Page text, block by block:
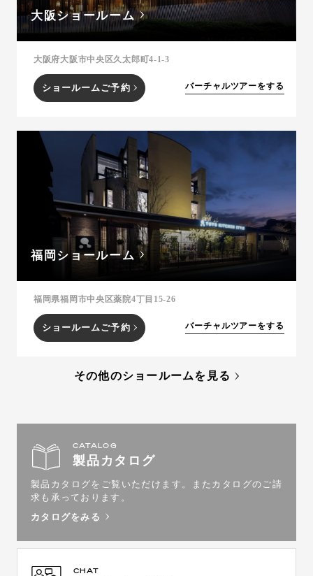
大阪ショールーム
大阪府大阪市中央区久太郎町4-1-3
ショールームご予約 バーチャルツアーをする
福岡ショールーム
福岡県福岡市中央区薬院4丁目15-26
ショールームご予約 バーチャルツアーをする
その他のショールームを見る
CATALOG
製品カタログ
製品カタログをご覧いただけます。
またカタログのご請
求も承っております。
カタログをみる
CHAT